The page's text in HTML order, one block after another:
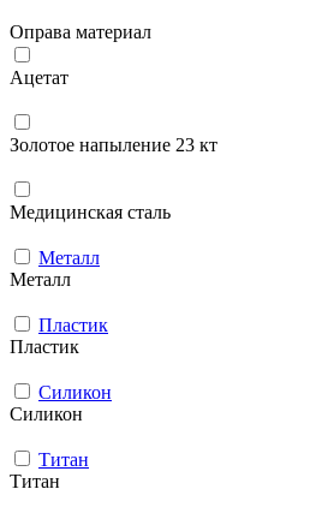
Оправа материал
Ацетат
Золотое напыление 23 кт
Медицинская сталь
Металл
Металл
Пластик
Пластик
Силикон
Силикон
Титан
Титан